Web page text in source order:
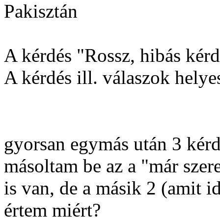
Pakisztán
A kérdés "Rossz, hibás
A kérdés ill. válaszok
gyorsan egymás után 3
másoltam be az a "már
is van, de a másik 2 (amit
értem miért?